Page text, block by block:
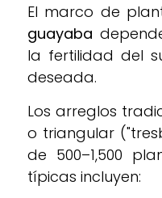
El marco de
guayaba
la fertilidad del
deseada.
Los arreglos
o triangular
de 500–1,500
típicas incluyen: